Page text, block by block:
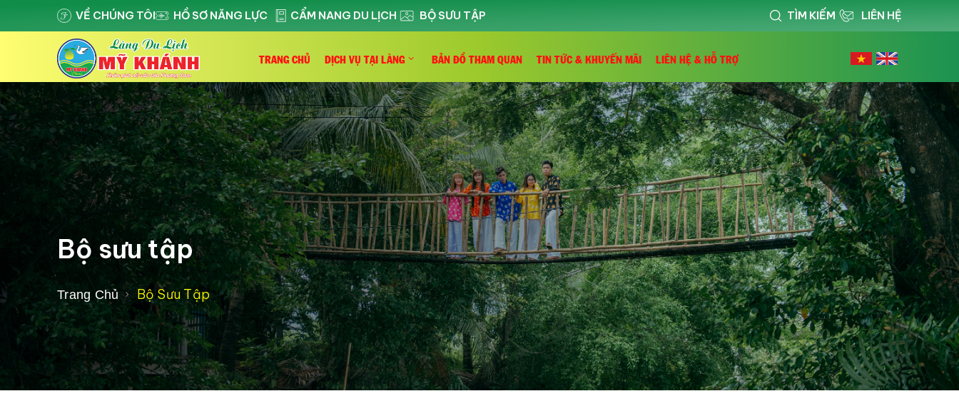
VỀ CHÚNG TÔI HỒ SƠ NĂNG LỰC CẨM NANG DU LỊCH BỘ SƯU TẬP TÌM KIẾM LIÊN HỆ
TRANG CHỦ DỊCH VỤ TẠI LÀNG BẢN ĐỒ THAM QUAN TIN TỨC & KHUYẾN MÃI LIÊN HỆ & HỖ TRỢ
Bộ sưu tập
Trang Chủ Bộ Sưu Tập